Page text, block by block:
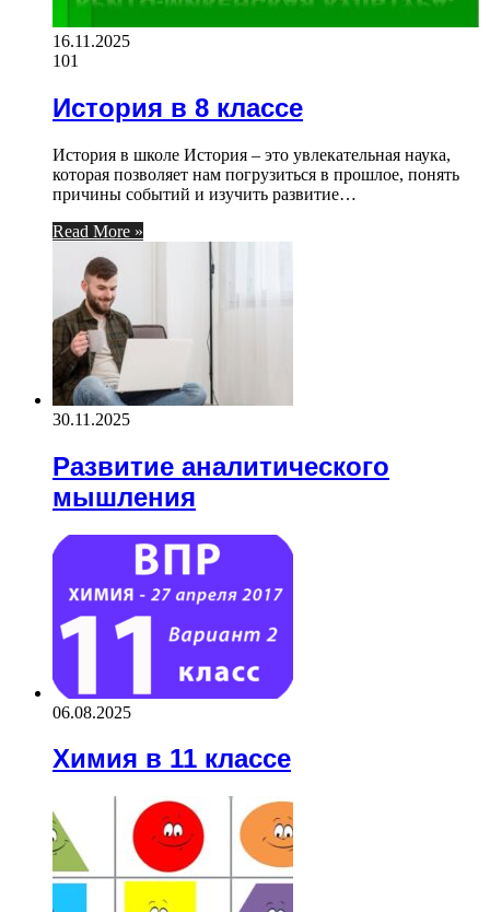
16.11.2025
101
История в 8 классе
История в школе История – это увлекательная наука,
которая позволяет нам погрузиться в прошлое, понять
причины событий и изучить развитие…
Read More »
30.11.2025
Развитие аналитического
мышления
06.08.2025
Химия в 11 классе